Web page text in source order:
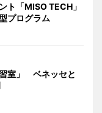
ト「MISO TECH」
プログラム
室」 ベネッセと